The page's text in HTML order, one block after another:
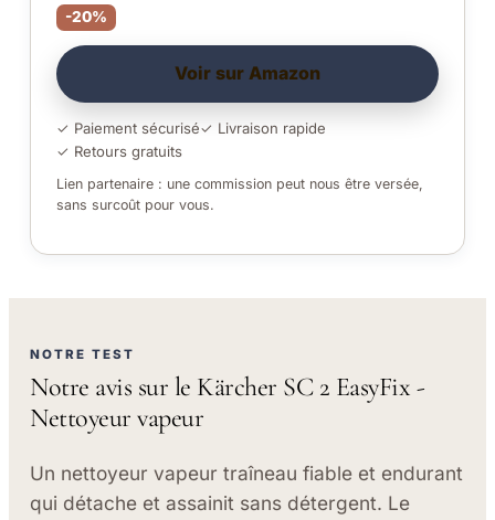
-20%
Voir sur Amazon
✓ Paiement sécurisé✓ Livraison rapide
✓ Retours gratuits
Lien partenaire : une commission peut nous être versée,
sans surcoût pour vous.
NOTRE TEST
Notre avis sur le Kärcher SC 2 EasyFix -
Nettoyeur vapeur
Un nettoyeur vapeur traîneau fiable et endurant
qui détache et assainit sans détergent. Le